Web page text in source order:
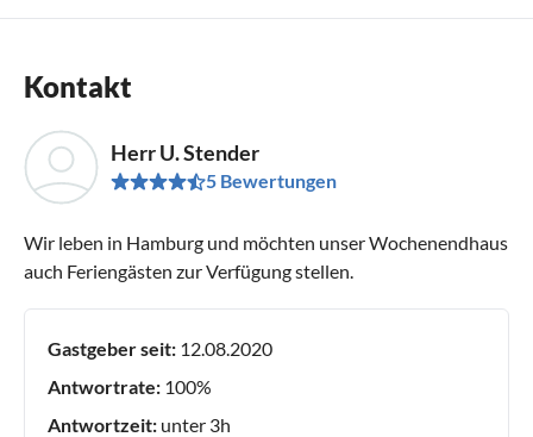
Kontakt
Herr U. Stender
5 Bewertungen
Wir leben in Hamburg und möchten unser Wochenendhaus
auch Feriengästen zur Verfügung stellen.
Gastgeber seit: 12.08.2020
Antwortrate: 100%
Antwortzeit: unter 3h